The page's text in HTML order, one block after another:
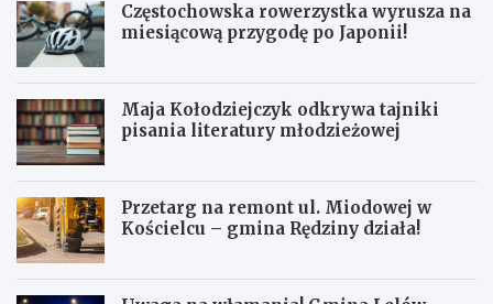
Częstochowska rowerzystka wyrusza na
miesiącową przygodę po Japonii!
Maja Kołodziejczyk odkrywa tajniki
pisania literatury młodzieżowej
Przetarg na remont ul. Miodowej w
Kościelcu – gmina Rędziny działa!